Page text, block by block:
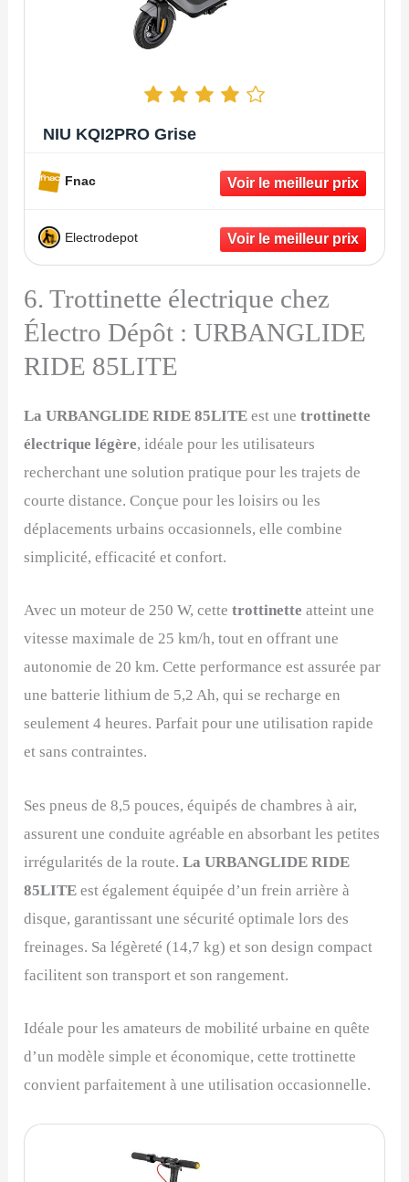
NIU KQI2PRO Grise
Fnac
Electrodepot
6. Trottinette électrique chez
Électro Dépôt : URBANGLIDE
RIDE 85LITE
La URBANGLIDE RIDE 85LITE est unetrottinette
électrique légère, idéale pour les utilisateurs
recherchant une solution pratique pour les trajets de
courte distance. Conçue pour les loisirs ou les
déplacements urbains occasionnels, elle combine
simplicité, efficacité et confort.
Avec un moteur de 250 W, cettetrottinetteatteint une
vitesse maximale de 25 km/h, tout en offrant une
autonomie de 20 km. Cette performance est assurée par
une batterie lithium de 5,2 Ah, qui se recharge en
seulement 4 heures. Parfait pour une utilisation rapide
et sans contraintes.
Ses pneus de 8,5 pouces, équipés de chambres à air,
assurent une conduite agréable en absorbant les petites
irrégularités de la route.La URBANGLIDE RIDE
85LITEest également équipée d’un frein arrière à
disque, garantissant une sécurité optimale lors des
freinages. Sa légèreté (14,7 kg) et son design compact
facilitent son transport et son rangement.
Idéale pour les amateurs de mobilité urbaine en quête
d’un modèle simple et économique, cette trottinette
convient parfaitement à une utilisation occasionnelle.